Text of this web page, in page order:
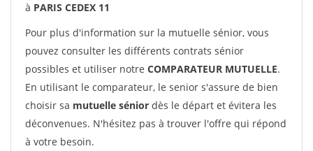
à PARIS CEDEX 11
Pour plus d'information sur la mutuelle sénior, vous
pouvez consulter les différents contrats sénior
possibles et utiliser notre COMPARATEUR MUTUELLE.
En utilisant le comparateur, le senior s'assure de bien
choisir sa mutuelle sénior dès le départ et évitera les
déconvenues. N'hésitez pas à trouver l'offre qui répond
à votre besoin.